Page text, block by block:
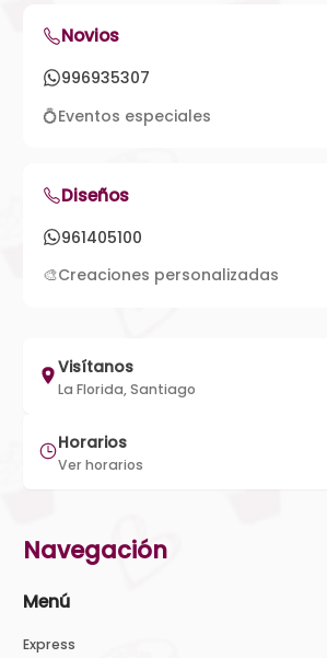
Novios
996935307
💍Eventos especiales
Diseños
961405100
🎨Creaciones personalizadas
Visítanos
La Florida, Santiago
Horarios
Ver horarios
Navegación
Menú
Express